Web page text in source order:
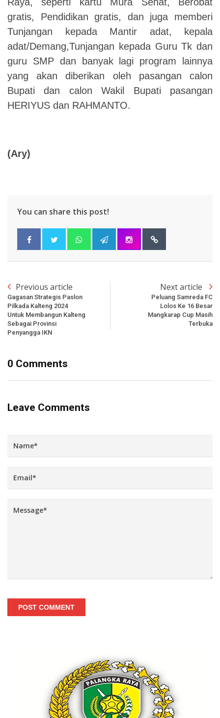
gratis, Pendidikan gratis, dan juga memberi
Tunjangan kepada Mantir adat, kepala
adat/Demang,Tunjangan kepada Guru Tk dan
guru SMP dan banyak lagi program lainnya
yang akan diberikan oleh pasangan calon
Bupati dan calon Wakil Bupati pasangan
HERIYUS dan RAHMANTO.
(Ary)
You can share this post!
Previous article
Gagasan Strategis Paslon
Pilkada Kalteng 2024
Untuk Membangun Kalteng
Sebagai Provinsi
Penyangga IKN
Next article
Peluang Samreda FC
Lolos Ke 16 Besar
Mangkarap Cup Masih
Terbuka
0 Comments
Leave Comments
POST COMMENT